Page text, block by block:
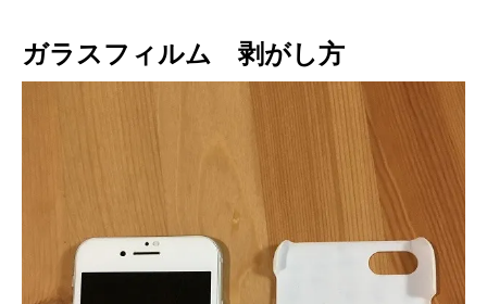
ガラスフィルム 剥がし方